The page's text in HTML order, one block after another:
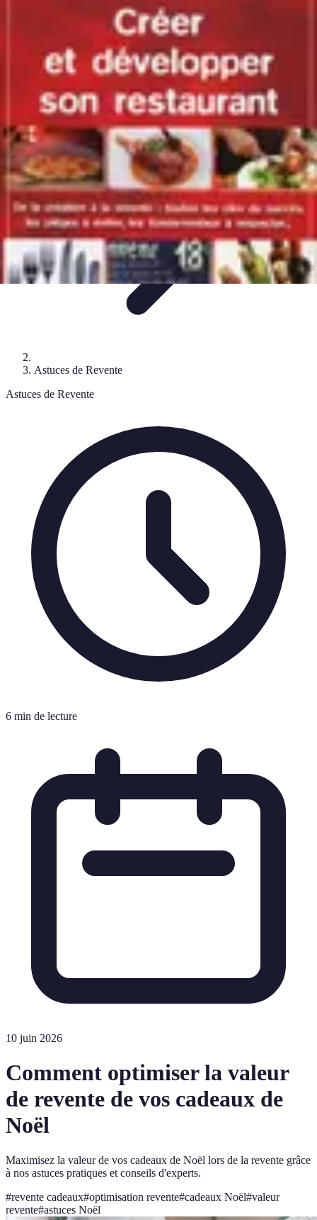
Conseils pratiquesAstuces de
Préparation à la revente Évaluation et Prix
Revente Cadeaux Noël
Astuces de Revente
Astuces de Revente
6 min de lecture
10 juin 2026
Comment optimiser la valeur
de revente de vos cadeaux de
Noël
Maximisez la valeur de vos cadeaux de Noël lors de la revente grâce
à nos astuces pratiques et conseils d'experts.
#revente cadeaux#optimisation revente#cadeaux Noël#valeur
revente#astuces Noël